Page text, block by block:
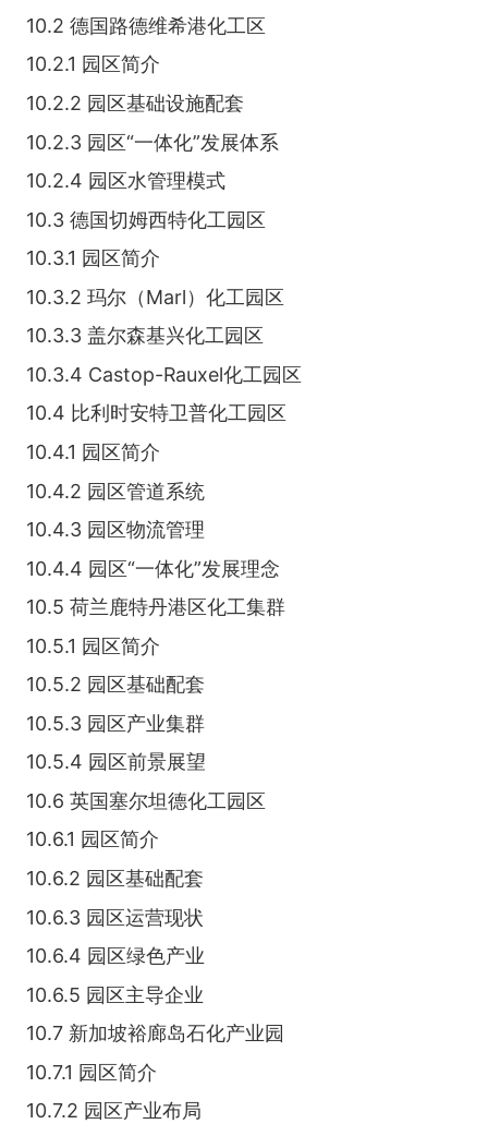
10.2 德国路德维希港化工区
10.2.1 园区简介
10.2.2 园区基础设施配套
10.2.3 园区“一体化”发展体系
10.2.4 园区水管理模式
10.3 德国切姆西特化工园区
10.3.1 园区简介
10.3.2 玛尔（Marl）化工园区
10.3.3 盖尔森基兴化工园区
10.3.4 Castop-Rauxel化工园区
10.4 比利时安特卫普化工园区
10.4.1 园区简介
10.4.2 园区管道系统
10.4.3 园区物流管理
10.4.4 园区“一体化”发展理念
10.5 荷兰鹿特丹港区化工集群
10.5.1 园区简介
10.5.2 园区基础配套
10.5.3 园区产业集群
10.5.4 园区前景展望
10.6 英国塞尔坦德化工园区
10.6.1 园区简介
10.6.2 园区基础配套
10.6.3 园区运营现状
10.6.4 园区绿色产业
10.6.5 园区主导企业
10.7 新加坡裕廊岛石化产业园
10.7.1 园区简介
10.7.2 园区产业布局